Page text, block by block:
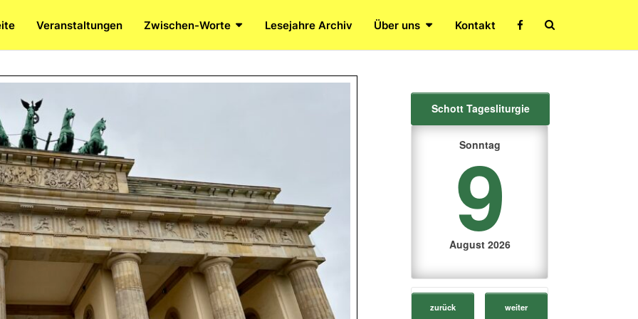
Veranstaltungen Zwischen-Worte Lesejahre Archiv Über uns Kontakt
Search
Schott Tagesliturgie
Sonntag
9
August 2026
zurück weiter